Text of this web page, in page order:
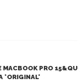
MACBOOK PRO
*ORIGINAL*